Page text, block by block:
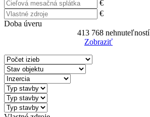
€
€
Doba úveru
413 768nehnuteľností
Zobraziť